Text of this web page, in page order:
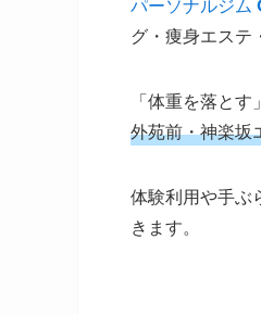
グ・痩身エステ
「体重を落と
外苑前・神楽坂
体験利用や手ぶ
きます。